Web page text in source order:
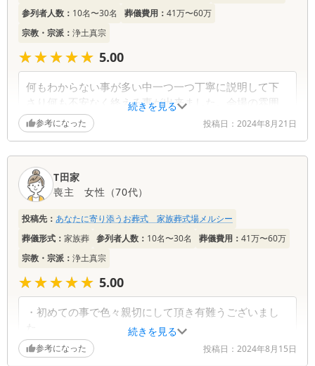
続きを見る
参列者人数： 10名〜30名 葬儀費用： 41万〜60万
宗教・宗派： 浄土真宗
★★★★★
★★★★★ 5.00
何もわからない事が多い中一つ一つ丁寧に説明して下
さり何も不安なく終える事が出来ました。会場の雰囲
気もとても良くリーズブルなのに寂しくない装飾と素
敵に仕上げて下さった遺影がとても気に入りました。
儀にしようか家族葬にしようか迷いながら決めた事で
したが結果的に良かったです。母も喜んでいると思い
ます。ありがとうございました。
参考になった 投稿日： 2024年8月21日
続きを見る
T田家
喪主
女性 （70代）
投稿先： あなたに寄り添うお葬式 家族葬式場メルシー
葬儀形式： 家族葬 参列者人数： 10名〜30名 葬儀費用： 41万〜60万
宗教・宗派： 浄土真宗
★★★★★
★★★★★ 5.00
・初めての事で色々親切にして頂き有難うございまし
・家族・親族で周りを気にすることなくゆっくりとお
別れできました。
参考になった 投稿日： 2024年8月15日